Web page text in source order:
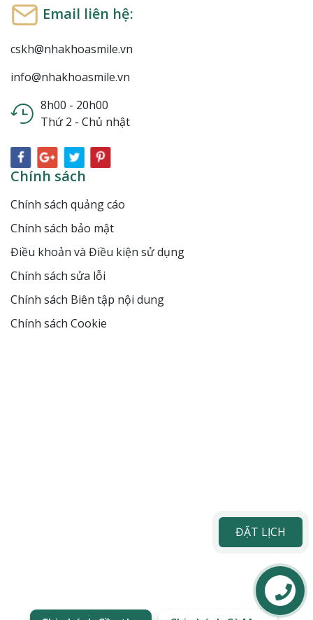
Email liên hệ:
cskh@nhakhoasmile.vn
info@nhakhoasmile.vn
8h00 - 20h00
Thứ 2 - Chủ nhật
Chính sách
Chính sách quảng cáo
Chính sách bảo mật
Điều khoản và Điều kiện sử dụng
Chính sách sửa lỗi
Chính sách Biên tập nội dung
Chính sách Cookie
ĐẶT LỊCH